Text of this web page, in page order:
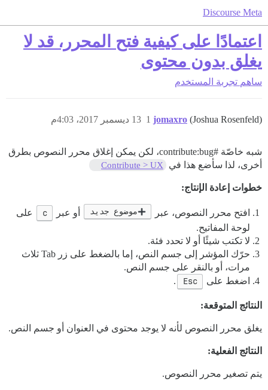
Discourse Meta
اعتمادًا على كيفية فتح المحرر، قد لا
يغلق بدون محتوى
ساهم تجربة المستخدم
jomaxro (Joshua Rosenfeld) 13 ديسمبر 2017، 4:03م 1
شبه خاصّة #contribute:bug،
لكن يمكن إغلاق محرر النصوص بطرق
أخرى، لذا سأضع هذا في
Contribute > UX
خطوات إعادة الإنتاج:
افتح محرر النصوص، عبر موضوع جديد أو عبر c
على
لوحة المفاتيح.
لا تكتب شيئًا أو لا تحدد فئة.
حرّك المؤشر إلى جسم النص، إما بالضغط على زر Tab ثلاث
مرات، أو بالنقر على جسم النص.
اضغط على
Esc
.
النتائج المتوقعة:
يغلق محرر النصوص لأنه لا يوجد محتوى في العنوان أو جسم النص.
النتائج الفعلية:
يتم تصغير محرر النصوص.